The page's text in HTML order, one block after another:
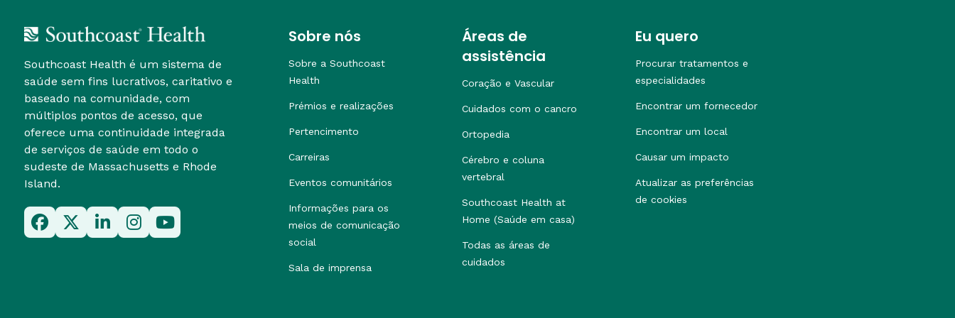
Southcoast Health é um sistema de
saúde sem fins lucrativos, caritativo e
baseado na comunidade, com
múltiplos pontos de acesso, que
oferece uma continuidade integrada
de serviços de saúde em todo o
sudeste de Massachusetts e Rhode
Island.
Sobre nós
Sobre a Southcoast
Health
Prémios e realizações
Pertencimento
Carreiras
Eventos comunitários
Informações para os
meios de comunicação
social
Sala de imprensa
Áreas de
assistência
Coração e Vascular
Cuidados com o cancro
Ortopedia
Cérebro e coluna
vertebral
Southcoast Health at
Home (Saúde em casa)
Todas as áreas de
cuidados
Eu quero
Procurar tratamentos e
especialidades
Encontrar um fornecedor
Encontrar um local
Causar um impacto
Atualizar as preferências
de cookies